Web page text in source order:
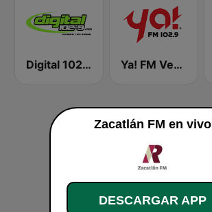
Digital 102.9 FM Ya! FM Veracruz
Zacatlán FM en vivo
DESCARGAR APP